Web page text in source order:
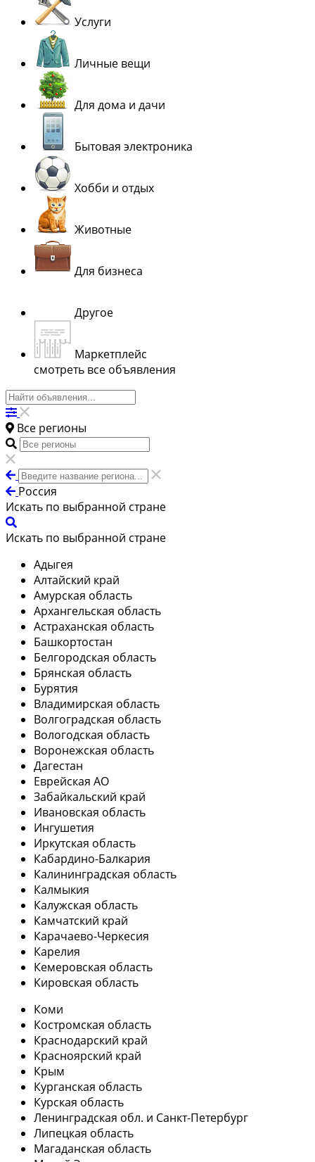
Услуги
Личные вещи
Для дома и дачи
Бытовая электроника
Хобби и отдых
Животные
Для бизнеса
Другое
Маркетплейс
смотреть все объявления
Все регионы
Россия
Искать по выбранной стране
Искать по выбранной стране
Адыгея
Алтайский край
Амурская область
Архангельская область
Астраханская область
Башкортостан
Белгородская область
Брянская область
Бурятия
Владимирская область
Волгоградская область
Вологодская область
Воронежская область
Дагестан
Еврейская АО
Забайкальский край
Ивановская область
Ингушетия
Иркутская область
Кабардино-Балкария
Калининградская область
Калмыкия
Калужская область
Камчатский край
Карачаево-Черкесия
Карелия
Кемеровская область
Кировская область
Коми
Костромская область
Краснодарский край
Красноярский край
Крым
Курганская область
Курская область
Ленинградская обл. и Санкт-Петербург
Липецкая область
Магаданская область